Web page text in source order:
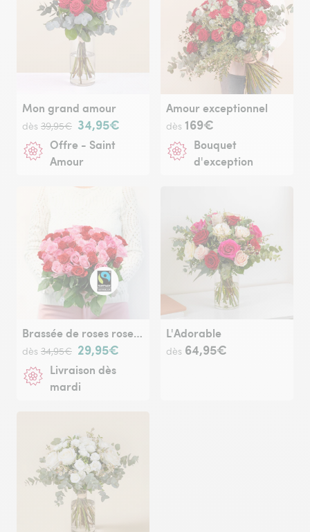
Mon grand amour
dès 39,95€ 34,95€
Offre - Saint
Amour
Amour exceptionnel
dès 169€
Bouquet
d'exception
Brassée de roses roses Max Havelaar
dès 34,95€ 29,95€
Livraison dès
mardi
L'Adorable
dès 64,95€